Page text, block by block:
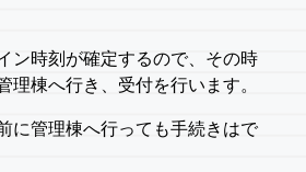
ン時刻が確定するので、その時
理棟へ行き、受付を行います。
に管理棟へ行っても手続きはで